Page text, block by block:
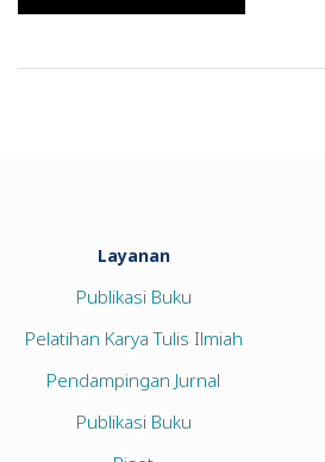
Layanan
Publikasi Buku
Pelatihan Karya Tulis Ilmiah
Pendampingan Jurnal
Publikasi Buku